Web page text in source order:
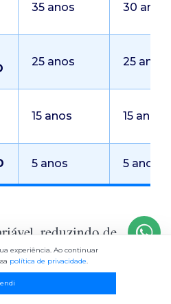
35 anos 30 anos
25 anos 25 anos
15 anos 15 anos
5 anos 5 anos
reduzindo de
de contribuição.
mínima começa em 55
experiência. Ao continuar
política de privacidade.